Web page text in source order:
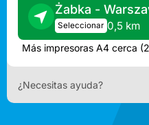
Żabka -
Seleccionar 0,5 km
Más
¿Necesitas ayuda?